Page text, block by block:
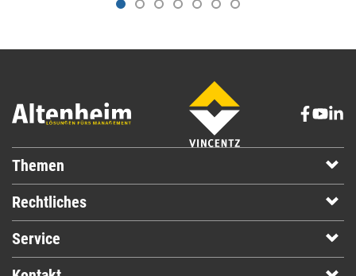
Themen
Rechtliches
Service